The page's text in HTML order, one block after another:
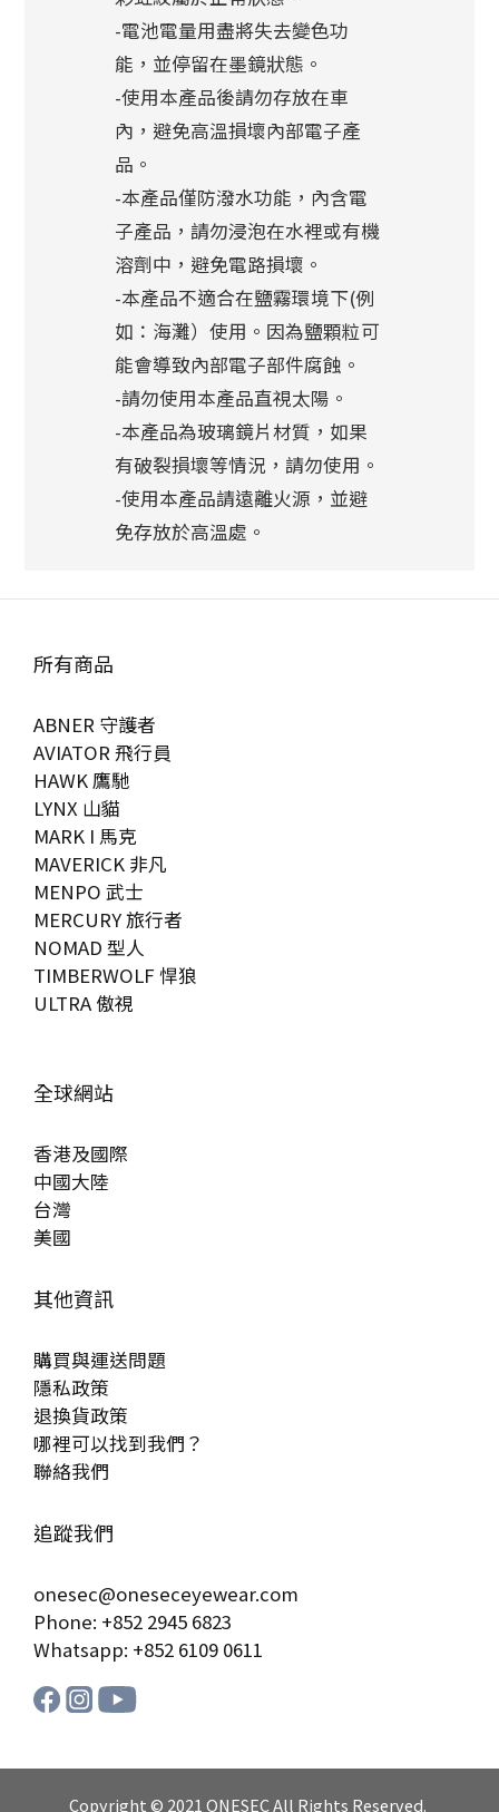
-電池電量用盡將失去變色功
能，並停留在墨鏡狀態。
-使用本產品後請勿存放在車
內，避免高溫損壞內部電子產
品。
-本產品僅防潑水功能，內含電
子產品，請勿浸泡在水裡或有機
溶劑中，避免電路損壞。
-本產品不適合在鹽霧環境下(例
如：海灘）使用。因為鹽顆粒可
能會導致內部電子部件腐蝕。
-請勿使用本產品直視太陽。
-本產品為玻璃鏡片材質，如果
有破裂損壞等情況，請勿使用。
-使用本產品請遠離火源，並避
免存放於高溫處。
所有商品
ABNER 守護者
AVIATOR 飛行員
HAWK 鷹馳
LYNX 山貓
MARK I 馬克
MAVERICK 非凡
MENPO 武士
MERCURY 旅行者
NOMAD 型人
TIMBERWOLF 悍狼
ULTRA 傲視
全球網站
香港及國際
中國大陸
台灣
美國
其他資訊
購買與運送問題
隱私政策
退換貨政策
哪裡可以找到我們？
聯絡我們
追蹤我們
onesec@oneseceyewear.com
Phone: +852 2945 6823
Whatsapp: +852 6109 0611
Copyright © 2021 ONESEC All Rights Reserved.